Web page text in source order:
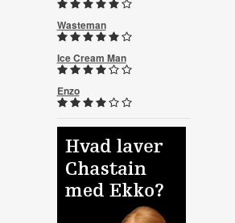
Wasteman
Ice Cream Man
Enzo